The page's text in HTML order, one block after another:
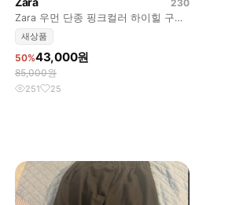
230
Zara 우먼 단종 핑크컬러 하이힐 구두
230
새상품
50%43,000원
85,000원
251 25